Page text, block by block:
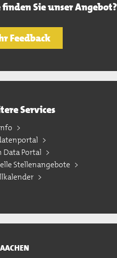
finden Sie unser Angebot?
Feedback
Services
Data Portal
Stellenangebote